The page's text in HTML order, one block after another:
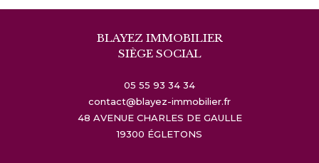
BLAYEZ IMMOBILIER
SIÈGE SOCIAL
05 55 93 34 34
contact@blayez-immobilier.fr
48 AVENUE CHARLES DE GAULLE
19300
ÉGLETONS